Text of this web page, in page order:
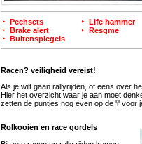
Pechsets
Brake alert
Buitenspiegels
Life hammer
Resqme
Racen? veiligheid vereist!
Als je wilt gaan rallyrijden, of eens over
Hier het overzicht waar je aan moet
zetten de puntjes nog even op de 'i' voor
Rolkooien en race gordels